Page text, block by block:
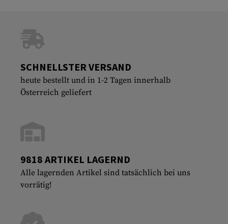
SCHNELLSTER VERSAND
heute bestellt und in 1-2 Tagen innerhalb
Österreich geliefert
9818 ARTIKEL LAGERND
Alle lagernden Artikel sind tatsächlich bei uns
vorrätig!